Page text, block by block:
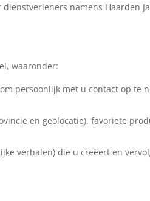
namens Haarden
waaronder:
persoonlijk met u contact op te
en geolocatie), favoriete
verhalen) die u creëert en